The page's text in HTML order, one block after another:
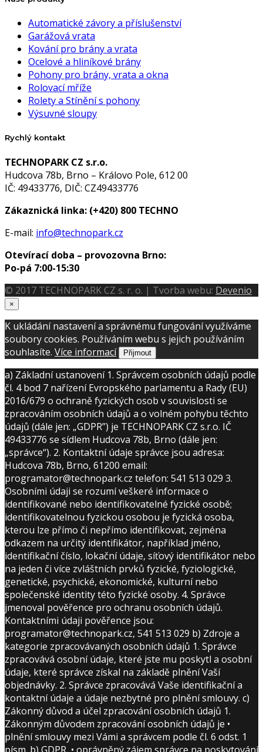
Automatické závory a příslušenství
Garážová vrata
Kování pro brány a vrata
Ocelové a hliníkové brány
Pohony pro brány, vrata a okna
Rolovací mříže
Rolety a Stínění s pohony
Výsuvné sloupy
Rychlý kontakt
TECHNOPARK CZ s.r.o.
Hudcova 78b, Brno – Královo Pole, 612 00
IČ: 49433776, DIČ: CZ49433776
Zákaznická linka: (+420) 800 TECHNO
E-mail: info@technopark.cz
Otevírací doba – provozovna Brno:
Po-pá 7:00-15:30
© 2017 TECHNOPARK CZ s. r. o. | Tvorba webu: Devenio
×
K ukládání nastavení a správnému fungování využíváme
soubory cookies. Používáním webu s jejich používáním
souhlasíte. Více informací Přijmout
a) Základní ustanovení 1. Správcem osobních údajů podle
čl. 4 bod 7 nařízení Evropského parlamentu a Rady (EU)
2016/679 o ochraně fyzických osob v souvislosti se
zpracováním osobních údajů a o volném pohybu těchto
údajů (dále jen: „GDPR”) je TECHNOPARK CZ s.r.o. IČ
49433776 se sídlem Hudcova 78b, Brno (dále jen:
„správce“). 2. Kontaktní údaje správce jsou adresa:
Hudcova 78b, Brno, 61200 email:
programator@technopark.cz telefon: 541 513 029 3.
Osobními údaji se rozumí veškeré informace o
identifikované nebo identifikovatelné fyzické osobě;
identifikovatelnou fyzickou osobou je fyzická osoba,
kterou lze přímo či nepřímo identifikovat, zejména
odkazem na určitý identifikátor, například jméno,
identifikační číslo, lokační údaje, síťový identifikátor nebo
na jeden či více zvláštních prvků fyzické, fyziologické,
genetické, psychické, ekonomické, kulturní nebo
společenské identity této fyzické osoby. 4. Správce
jmenoval pověřence pro ochranu osobních údajů.
Kontaktními údaji pověřence jsou:
programator@technopark.cz, 541 513 029 b) Zdroje a
kategorie zpracovávaných osobních údajů 1. Správce
zpracovává osobní údaje, které jste mu poskytl a osobní
údaje, které správce získal na základě plnění Vaší
objednávky. 2. Správce zpracovává Vaše identifikační a
kontaktní údaje a údaje nezbytné pro plnění smlouvy. c)
Zákonný důvod a účel zpracování osobních údajů 1.
Zákonným důvodem zpracování osobních údajů je •
plnění smlouvy mezi Vámi a správcem podle čl. 6 odst. 1
písm. b) GDPR, • oprávněný zájem správce na poskytování